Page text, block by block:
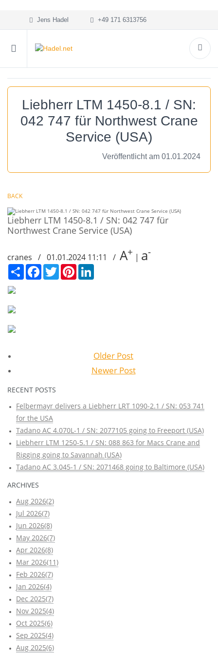
Jens Hadel +49 171 6313756
Liebherr LTM 1450-8.1 / SN:
042 747 für Northwest Crane
Service (USA)
Veröffentlicht am 01.01.2024
BACK
Liebherr LTM 1450-8.1 / SN: 042 747 für
Northwest Crane Service (USA)
cranes / 01.01.2024 11:11 / A+ | a-
СподелиFacebookTwitter Pinterest
Older Post
Newer Post
RECENT POSTS
Felbermayr delivers a Liebherr LRT 1090-2.1 / SN: 053 741
for the USA
Tadano AC 4.070L-1 / SN: 2077105 going to Freeport (USA)
Liebherr LTM 1250-5.1 / SN: 088 863 for Macs Crane and
Rigging going to Savannah (USA)
Tadano AC 3.045-1 / SN: 2071468 going to Baltimore (USA)
ARCHIVES
Aug 2026(2)
Jul 2026(7)
Jun 2026(8)
May 2026(7)
Apr 2026(8)
Mar 2026(11)
Feb 2026(7)
Jan 2026(4)
Dec 2025(7)
Nov 2025(4)
Oct 2025(6)
Sep 2025(4)
Aug 2025(6)